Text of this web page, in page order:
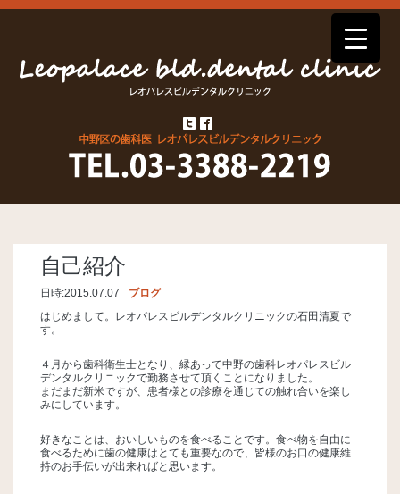
自己紹介
日時:2015.07.07
ブログ
はじめまして。レオパレスビルデンタルクリニックの石田清夏で
す。
４月から歯科衛生士となり、縁あって中野の歯科レオパレスビル
デンタルクリニックで勤務させて頂くことになりました。
まだまだ新米ですが、患者様との診療を通じての触れ合いを楽し
みにしています。
好きなことは、おいしいものを食べることです。食べ物を自由に
食べるために歯の健康はとても重要なので、皆様のお口の健康維
持のお手伝いが出来ればと思います。